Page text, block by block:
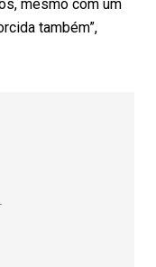
mesmo com um
também”,